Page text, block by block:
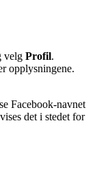
velg Profil.
opplysningene.
Facebook-navnet
det i stedet for